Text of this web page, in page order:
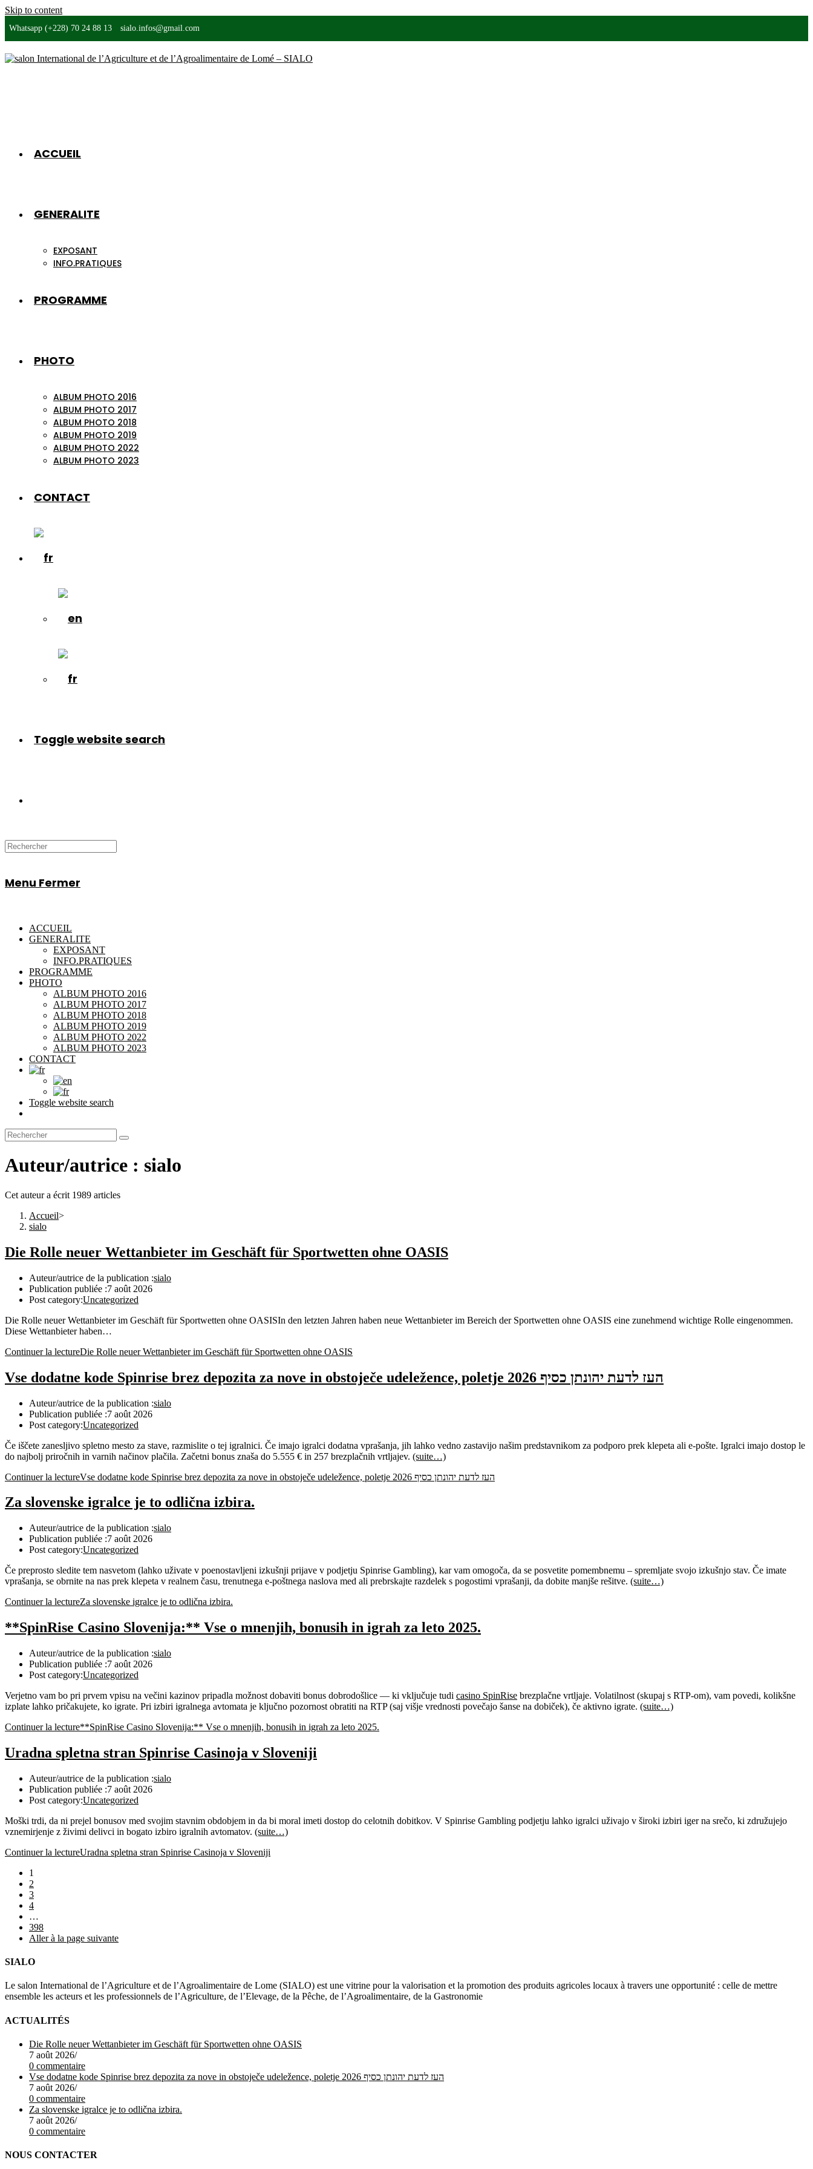
Skip to content
Whatsapp (+228) 70 24 88 13 sialo.infos@gmail.com
ACCUEIL
GENERALITE
EXPOSANT
INFO.PRATIQUES
PROGRAMME
PHOTO
ALBUM PHOTO 2016
ALBUM PHOTO 2017
ALBUM PHOTO 2018
ALBUM PHOTO 2019
ALBUM PHOTO 2022
ALBUM PHOTO 2023
CONTACT
Toggle website search
Menu Fermer
ACCUEIL
GENERALITE
EXPOSANT
INFO.PRATIQUES
PROGRAMME
PHOTO
ALBUM PHOTO 2016
ALBUM PHOTO 2017
ALBUM PHOTO 2018
ALBUM PHOTO 2019
ALBUM PHOTO 2022
ALBUM PHOTO 2023
CONTACT
Toggle website search
Auteur/autrice : sialo
Cet auteur a écrit 1989 articles
Accueil>
sialo
Die Rolle neuer Wettanbieter im Geschäft für Sportwetten ohne OASIS
Auteur/autrice de la publication :sialo
Publication publiée :7 août 2026
Post category:Uncategorized
Die Rolle neuer Wettanbieter im Geschäft für Sportwetten ohne OASISIn den letzten Jahren haben neue Wettanbieter im Bereich der Sportwetten ohne OASIS eine zunehmend wichtige Rolle eingenommen.
Diese Wettanbieter haben…
Continuer la lectureDie Rolle neuer Wettanbieter im Geschäft für Sportwetten ohne OASIS
Vse dodatne kode Spinrise brez depozita za nove in obstoječe udeležence, poletje 2026 העז לדעת יהונתן כסיף
Auteur/autrice de la publication :sialo
Publication publiée :7 août 2026
Post category:Uncategorized
Če iščete zanesljivo spletno mesto za stave, razmislite o tej igralnici. Če imajo igralci dodatna vprašanja, jih lahko vedno zastavijo našim predstavnikom za podporo prek klepeta ali e-pošte. Igralci imajo dostop le
do najbolj priročnih in varnih načinov plačila. Začetni bonus znaša do 5.555 € in 257 brezplačnih vrtljajev. (suite…)
Continuer la lecture
Vse dodatne kode Spinrise brez depozita za nove in obstoječe udeležence, poletje 2026 העז לדעת יהונתן כסיף
Za slovenske igralce je to odlična izbira.
Auteur/autrice de la publication :sialo
Publication publiée :7 août 2026
Post category:Uncategorized
Če preprosto sledite tem nasvetom (lahko uživate v poenostavljeni izkušnji prijave v podjetju Spinrise Gambling), kar vam omogoča, da se posvetite pomembnemu – spremljate svojo izkušnjo stav. Če imate
vprašanja, se obrnite na nas prek klepeta v realnem času, trenutnega e-poštnega naslova med ali prebrskajte razdelek s pogostimi vprašanji, da dobite manjše rešitve. (suite…)
Continuer la lectureZa slovenske igralce je to odlična izbira.
**SpinRise Casino Slovenija:** Vse o mnenjih, bonusih in igrah za leto 2025.
Auteur/autrice de la publication :sialo
Publication publiée :7 août 2026
Post category:Uncategorized
Verjetno vam bo pri prvem vpisu na večini kazinov pripadla možnost dobaviti bonus dobrodošlice — ki vključuje tudi casino SpinRise brezplačne vrtljaje. Volatilnost (skupaj s RTP-om), vam povedi, kolikšne
izplate lahko pričakujete, ko igrate. Pri izbiri igralnega avtomata je ključno pozornost obratiti na RTP (saj višje vrednosti povečajo šanse na dobiček), če aktivno igrate. (suite…)
Continuer la lecture**SpinRise Casino Slovenija:** Vse o mnenjih, bonusih in igrah za leto 2025.
Uradna spletna stran Spinrise Casinoja v Sloveniji
Auteur/autrice de la publication :sialo
Publication publiée :7 août 2026
Post category:Uncategorized
Moški trdi, da ni prejel bonusov med svojim stavnim obdobjem in da bi moral imeti dostop do celotnih dobitkov. V Spinrise Gambling podjetju lahko igralci uživajo v široki izbiri iger na srečo, ki združujejo
vznemirjenje z živimi delivci in bogato izbiro igralnih avtomatov. (suite…)
Continuer la lectureUradna spletna stran Spinrise Casinoja v Sloveniji
1
2
3
4
…
398
Aller à la page suivante
SIALO
Le salon International de l’Agriculture et de l’Agroalimentaire de Lome (SIALO) est une vitrine pour la valorisation et la promotion des produits agricoles locaux à travers une opportunité : celle de mettre
ensemble les acteurs et les professionnels de l’Agriculture, de l’Elevage, de la Pêche, de l’Agroalimentaire, de la Gastronomie
ACTUALITÉS
Die Rolle neuer Wettanbieter im Geschäft für Sportwetten ohne OASIS
7 août 2026/
0 commentaire
Vse dodatne kode Spinrise brez depozita za nove in obstoječe udeležence, poletje 2026 העז לדעת יהונתן כסיף
7 août 2026/
0 commentaire
Za slovenske igralce je to odlična izbira.
7 août 2026/
0 commentaire
NOUS CONTACTER